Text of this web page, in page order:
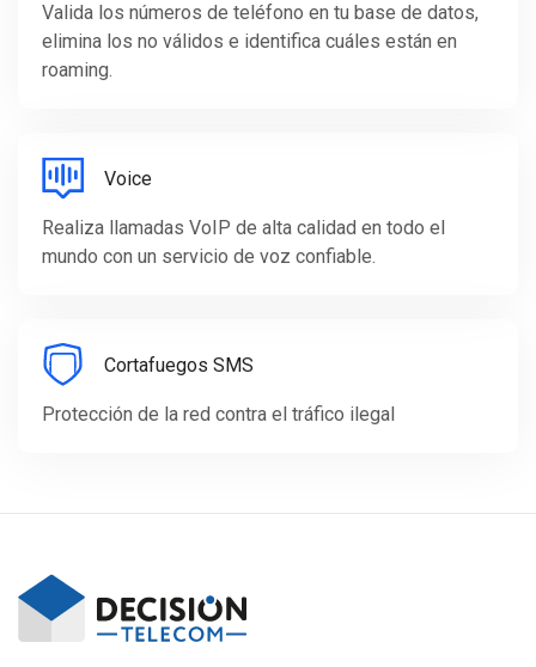
Valida los números de teléfono en tu base de datos,
elimina los no válidos e identifica cuáles están en
roaming.
Voice
Realiza llamadas VoIP de alta calidad en todo el
mundo con un servicio de voz confiable.
Cortafuegos SMS
Protección de la red contra el tráfico ilegal